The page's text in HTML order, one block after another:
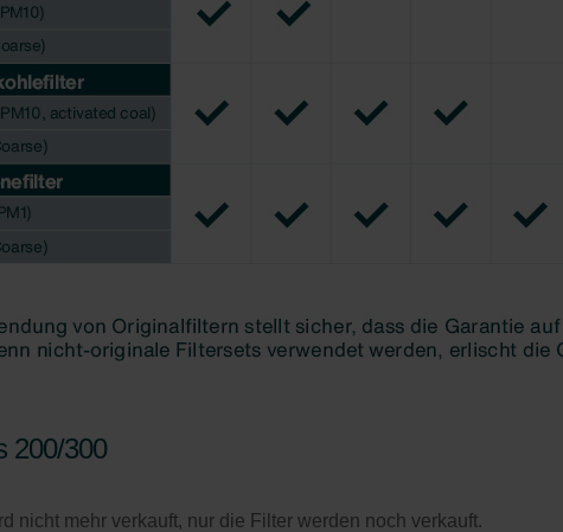
bv: Privacyverklaringen
International: Privacy Policy
AG: Datenschutz
o.o.: Oświadczenie o ochronie danych Zehnder
Privacy Policy
GmbH
200/300
nicht mehr verkauft, nur die Filter werden noch verkauft.